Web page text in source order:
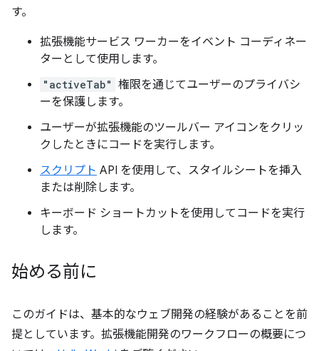
す。
拡張機能サービス ワーカーをイベント コーディネー
ターとして使用します。
"activeTab" 権限を通じてユーザーのプライバシ
ーを保護します。
ユーザーが拡張機能のツールバー アイコンをクリッ
クしたときにコードを実行します。
スクリプト API を使用して、スタイルシートを挿入
または削除します。
キーボード ショートカットを使用してコードを実行
します。
始める前に
このガイドは、基本的なウェブ開発の経験があることを前
提としています。拡張機能開発のワークフローの概要につ